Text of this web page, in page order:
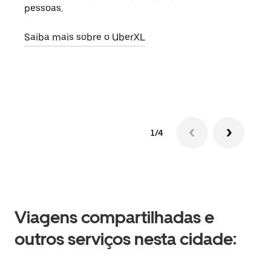
pessoas.
Saiba mais sobre o UberXL
1/4
Viagens compartilhadas e
outros serviços nesta cidade: